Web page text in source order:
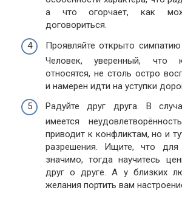
а что огорчает, как
договориться.
Проявляйте открыто
Человек, уверенный,
относятся, не столь остро
и намерен идти на уступки
Радуйте друг друга. В
имеется
приводит к конфликтам, но и
разрешения. Ищите, что
значимо, тогда научитесь
друг о друге. А у близких
желания портить вам